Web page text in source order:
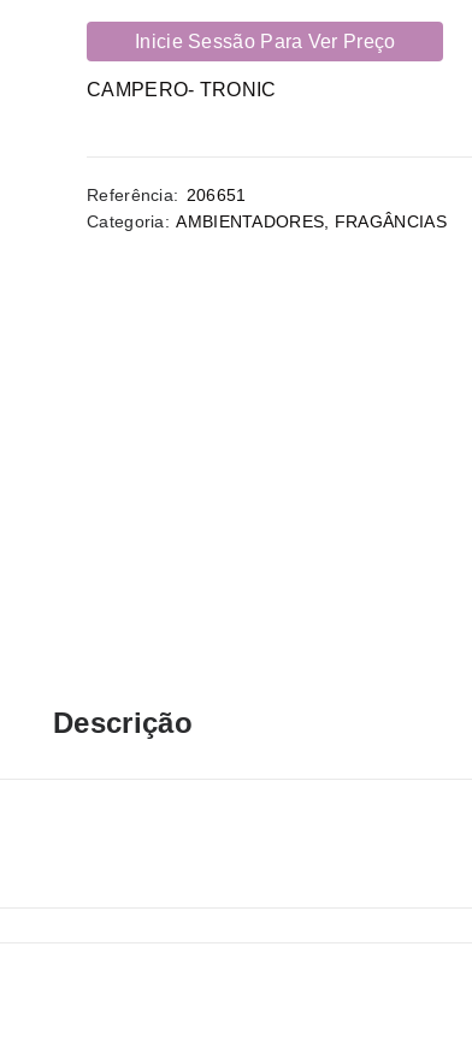
Inicie Sessão Para Ver Preço
CAMPERO- TRONIC
Referência: 206651
Categoria: AMBIENTADORES FRAGÂNCIAS
Descrição